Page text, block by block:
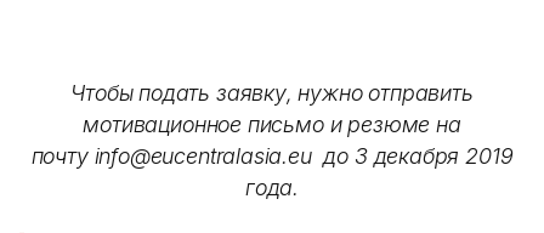
Чтобы подать заявку, нужно отправить
мотивационное письмо и резюме на
почту info@eucentralasia.eu до 3 декабря 2019
года.